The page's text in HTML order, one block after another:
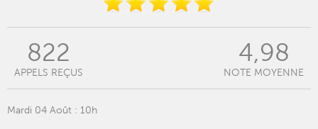
822
APPELS REÇUS
4,98
NOTE MOYENNE
Mardi 04 Août : 10h